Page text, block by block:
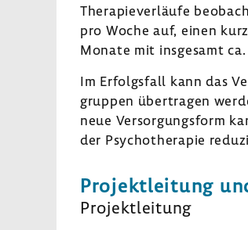
Thera­pie­ver­läufe
pro Woche auf, einen
Monate mit insge­samt
Im Erfolgs­fall kann das
gruppen über­tragen
neue Versor­gungs­form
der Psycho­the­rapie
Projekt­lei­tung
Projekt­lei­tung